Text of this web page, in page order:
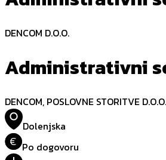
DENCOM D.O.O.
Administrativni
DENCOM, POSLOVNE STORITVE D.O.O.
Dolenjska
€ Po dogovoru